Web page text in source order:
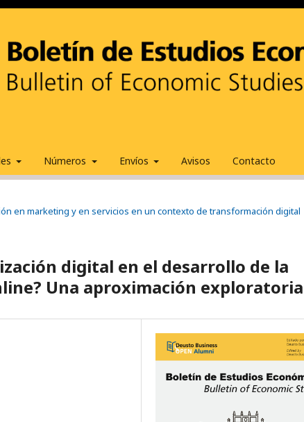
Números Envíos Avisos Contacto
en marketing y en servicios en un contexto de transformación digital
digital en el desarrollo de la
Una aproximación exploratoria